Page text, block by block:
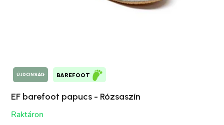
ÚJDONSÁG BAREFOOT
EF barefoot papucs - Rózsaszín
Raktáron